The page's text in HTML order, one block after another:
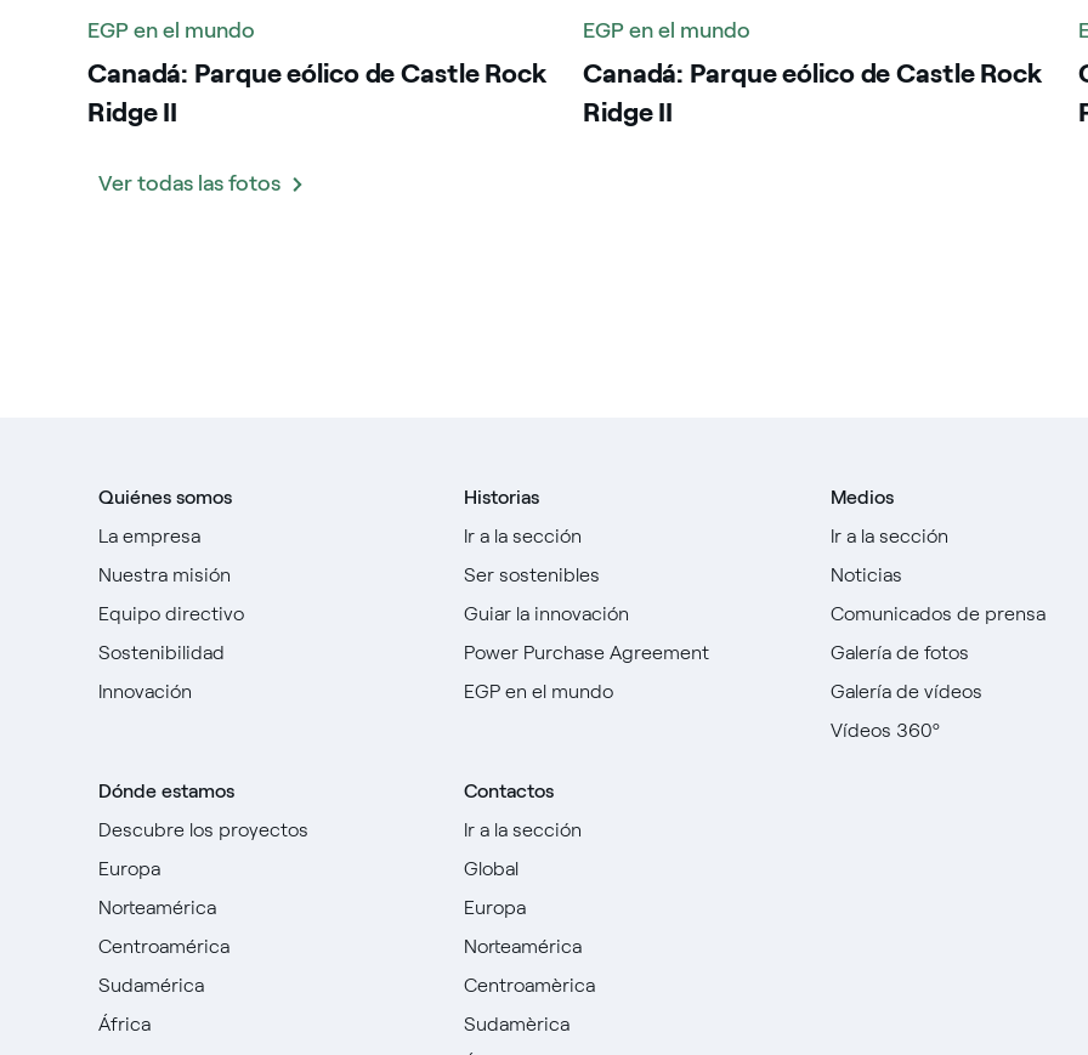
EGP en el mundo
Canadá: Parque eólico de Castle Rock
Ridge II
EGP en el mundo
Canadá: Parque eólico de Castle Rock
Ridge II
Ver todas las fotos
Quiénes somos
La empresa
Nuestra misión
Equipo directivo
Sostenibilidad
Innovación
Dónde estamos
Descubre los proyectos
Europa
Norteamérica
Centroamérica
Sudamérica
África
Historias
Ir a la sección
Ser sostenibles
Guiar la innovación
Power Purchase Agreement
EGP en el mundo
Contactos
Ir a la sección
Global
Europa
Norteamérica
Centroamèrica
Sudamèrica
Medios
Ir a la sección
Noticias
Comunicados de prensa
Galería de fotos
Galería de vídeos
Vídeos 360º